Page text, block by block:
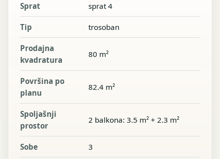
Sprat sprat 4
Tip trosoban
Prodajna
kvadratura
80 m²
Površina po
planu
82.4 m²
Spoljašnji
prostor
2 balkona: 3.5 m² + 2.3 m²
Sobe 3